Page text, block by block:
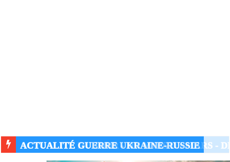
ACTUALITÉ GUERRE UKRAINE-RUSSIE